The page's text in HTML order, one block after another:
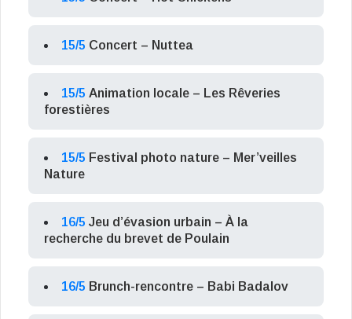
15/5 Concert – Nuttea
15/5 Animation locale – Les Rêveries
forestières
15/5 Festival photo nature – Mer’veilles
Nature
16/5 Jeu d’évasion urbain – À la
recherche du brevet de Poulain
16/5 Brunch-rencontre – Babi Badalov